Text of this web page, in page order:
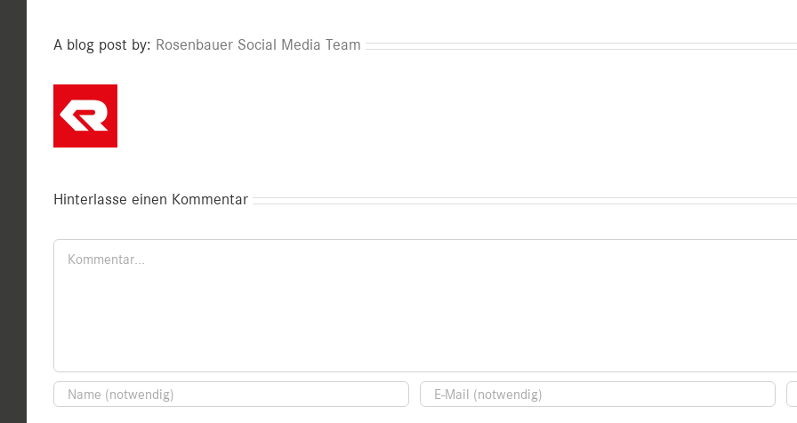
A blog post by: Rosenbauer Social Media Team
Hinterlasse einen Kommentar
Kommentar